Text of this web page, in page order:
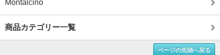
Montalcino
商品カテゴリー一覧
ページの先頭へ戻る